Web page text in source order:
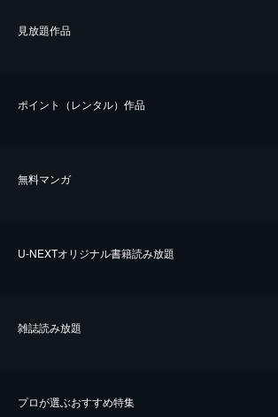
⾒放題作品
ポイント（レンタル）作品
無料マンガ
U-NEXTオリジナル書籍読み放題
雑誌読み放題
プロが選ぶおすすめ特集